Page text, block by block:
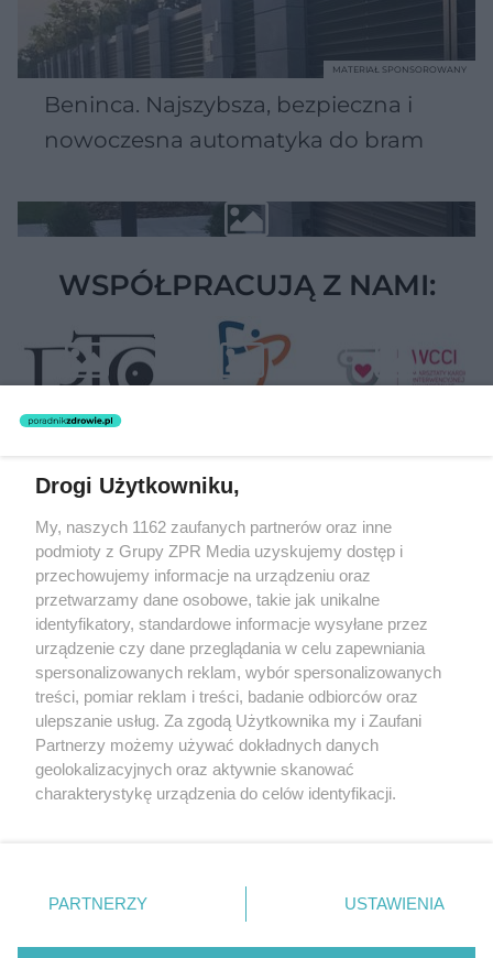
Beninca. Najszybsza, bezpieczna i
nowoczesna automatyka do bram
MATERIAŁ SPONSOROWANY
WSPÓŁPRACUJĄ Z NAMI:
Żaden utwór zamieszczony w serwisie nie może być powielany i
rozpowszechniany lub dalej rozpowszechniany w jakikolwiek sposób
(w tym także elektroniczny lub mechaniczny) na jakimkolwiek polu
eksploatacji w jakiejkolwiek formie, włącznie z umieszczaniem w
Internecie bez pisemnej zgody właściciela praw. Jakiekolwiek użycie
lub wykorzystanie utworów w całości lub w części z naruszeniem
prawa, tzn. bez właściwej zgody, jest zabronione pod groźbą kary i
może być ścigane prawnie.
O nas
Drogi Użytkowniku,
My, naszych 1162 zaufanych partnerów oraz inne
podmioty z Grupy ZPR Media uzyskujemy dostęp i
przechowujemy informacje na urządzeniu oraz
przetwarzamy dane osobowe, takie jak unikalne
identyfikatory, standardowe informacje wysyłane przez
urządzenie czy dane przeglądania w celu zapewniania
spersonalizowanych reklam, wybór spersonalizowanych
treści, pomiar reklam i treści, badanie odbiorców oraz
ulepszanie usług. Za zgodą Użytkownika my i Zaufani
Partnerzy możemy używać dokładnych danych
geolokalizacyjnych oraz aktywnie skanować
charakterystykę urządzenia do celów identyfikacji.
zmienić/wycofać klikając przycisk ustawień prywatności
znajdujący się w lewym dolnym rogu strony
rodzaje przetwarzania danych nie wymagają zgody
PARTNERZY USTAWIENIA